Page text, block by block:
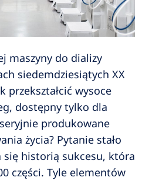
maszyny do dializy
siedemdziesiątych XX
przekształcić wysoce
dostępny tylko dla
produkowane
życia? Pytanie stało
się historią sukcesu, która
części. Tyle elementów